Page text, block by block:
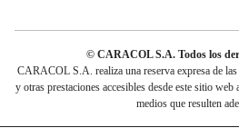
© CARACOL S.A. Todos los
CARACOL S.A. realiza una reserva expresa de
y otras prestaciones accesibles desde este sitio
medios que resulten